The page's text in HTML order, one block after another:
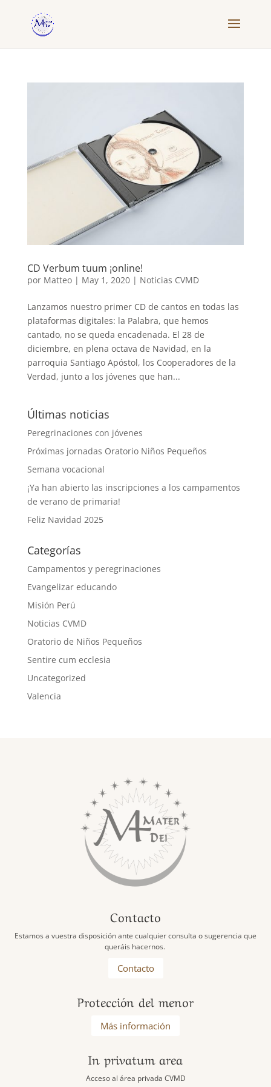
CD Verbum tuum ¡online!
por Matteo| May 1, 2020| Noticias CVMD
Lanzamos nuestro primer CD de cantos en todas las
plataformas digitales: la Palabra, que hemos
cantado, no se queda encadenada. El 28 de
diciembre, en plena octava de Navidad, en la
parroquia Santiago Apóstol, los Cooperadores de la
Verdad, junto a los jóvenes que han...
Últimas noticias
Peregrinaciones con jóvenes
Próximas jornadas Oratorio Niños Pequeños
Semana vocacional
¡Ya han abierto las inscripciones a los campamentos
de verano de primaria!
Feliz Navidad 2025
Categorías
Campamentos y peregrinaciones
Evangelizar educando
Misión Perú
Noticias CVMD
Oratorio de Niños Pequeños
Sentire cum ecclesia
Uncategorized
Valencia
Contacto
Estamos a vuestra disposición ante cualquier consulta o sugerencia que
queráis hacernos.
Contacto
Protección del menor
Más información
In privatum area
Acceso al área privada CVMD